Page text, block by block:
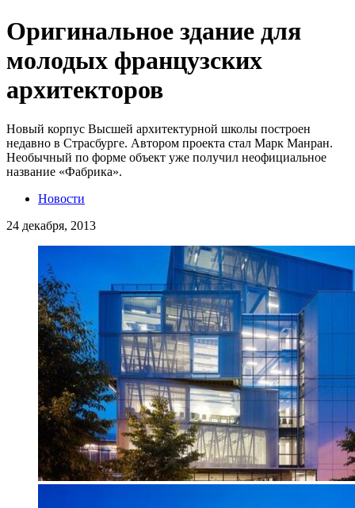
Оригинальное здание для
молодых французских
архитекторов
Новый корпус Высшей архитектурной школы построен
недавно в Страсбурге. Автором проекта стал Марк Манран.
Необычный по форме объект уже получил неофициальное
название «Фабрика».
Новости
24 декабря, 2013